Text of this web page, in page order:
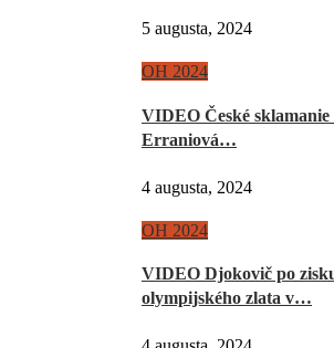
5 augusta, 2024
OH 2024
VIDEO České
Erraniová…
4 augusta, 2024
OH 2024
VIDEO Djokovič po
olympijského zlata v…